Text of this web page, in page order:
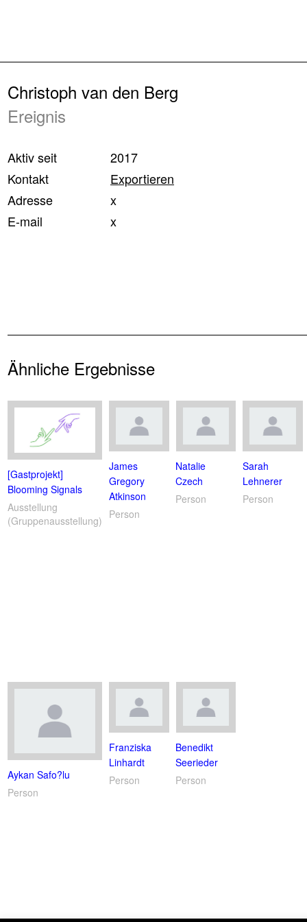
Christoph van den Berg
Ereignis
Aktiv seit
2017
Kontakt
Exportieren
Adresse
x
E-mail
x
Ähnliche Ergebnisse
[Gastprojekt]
Blooming Signals
Ausstellung
(Gruppenausstellung)
James
Gregory
Atkinson
Person
Natalie
Czech
Person
Sarah
Lehnerer
Person
Aykan Safo?lu
Person
Franziska
Linhardt
Person
Benedikt
Seerieder
Person